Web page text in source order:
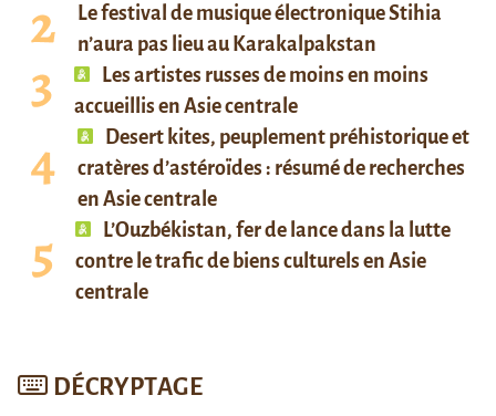
Le festival de musique électronique Stihia
n’aura pas lieu au Karakalpakstan
Les artistes russes de moins en moins
accueillis en Asie centrale
Desert kites, peuplement préhistorique et
cratères d’astéroïdes : résumé de recherches
en Asie centrale
L’Ouzbékistan, fer de lance dans la lutte
contre le trafic de biens culturels en Asie
centrale
DÉCRYPTAGE